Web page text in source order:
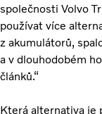
společnosti Volvo
používat více
z akumulátorů,
a v dlouhodobém
článků.“
Která alternativa je